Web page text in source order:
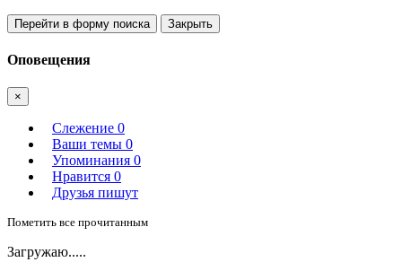
Перейти в форму поиска Закрыть
Оповещения
×
Слежение 0
Ваши темы 0
Упоминания 0
Нравится 0
Друзья пишут
Пометить все прочитанным
Загружаю.....